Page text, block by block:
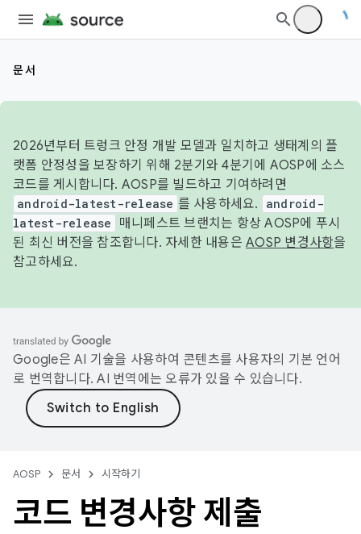
문서
2026년부터 트렁크 안정 개발 모델과 일치하고 생태계의 플
랫폼 안정성을 보장하기 위해 2분기와 4분기에 AOSP에 소스
코드를 게시합니다. AOSP를 빌드하고 기여하려면
android-latest-release 를 사용하세요.
android-
latest-release
매니페스트 브랜치는 항상 AOSP에 푸시
된 최신 버전을 참조합니다. 자세한 내용은 AOSP 변경사항을
참고하세요.
Google은 AI 기술을 사용하여 콘텐츠를 사용자의 기본 언어
로 번역합니다. AI 번역에는 오류가 있을 수 있습니다.
AOSP 문서 시작하기
코드 변경사항 제출